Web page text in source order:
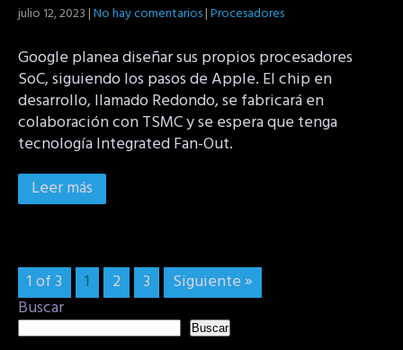
julio 12, 2023|No hay comentarios|Procesadores
Google planea diseñar sus propios procesadores
SoC, siguiendo los pasos de Apple. El chip en
desarrollo, llamado Redondo, se fabricará en
colaboración con TSMC y se espera que tenga
tecnología Integrated Fan-Out.
Leer más
1 of 3 1 2 3
Siguiente »
Buscar
Buscar